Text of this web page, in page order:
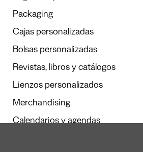
Packaging
Cajas personalizadas
Bolsas personalizadas
Revistas, libros y catálogos
Lienzos personalizados
Merchandising
Calendarios y agendas